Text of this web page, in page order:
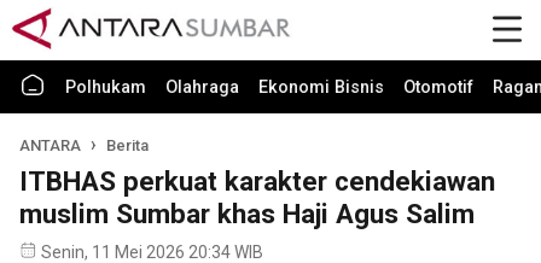
Polhukam Olahraga Ekonomi Bisnis Otomotif
ANTARA Berita
ITBHAS perkuat karakter cendekiawan
muslim Sumbar khas Haji Agus Salim
Senin, 11 Mei 2026 20:34 WIB